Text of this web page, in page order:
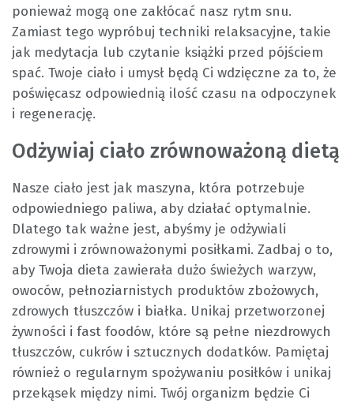
ponieważ mogą one zakłócać nasz rytm snu.
Zamiast tego wypróbuj techniki relaksacyjne, takie
jak medytacja lub czytanie książki przed pójściem
spać. Twoje ciało i umysł będą Ci wdzięczne za to, że
poświęcasz odpowiednią ilość czasu na odpoczynek
i regenerację.
Odżywiaj ciało zrównoważoną dietą
Nasze ciało jest jak maszyna, która potrzebuje
odpowiedniego paliwa, aby działać optymalnie.
Dlatego tak ważne jest, abyśmy je odżywiali
zdrowymi i zrównoważonymi posiłkami. Zadbaj o to,
aby Twoja dieta zawierała dużo świeżych warzyw,
owoców, pełnoziarnistych produktów zbożowych,
zdrowych tłuszczów i białka. Unikaj przetworzonej
żywności i fast foodów, które są pełne niezdrowych
tłuszczów, cukrów i sztucznych dodatków. Pamiętaj
również o regularnym spożywaniu posiłków i unikaj
przekąsek między nimi. Twój organizm będzie Ci